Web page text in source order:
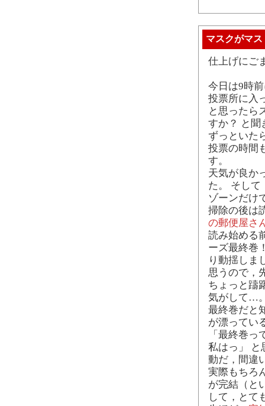
マスクがマス
仕上げにご
今日は9時
投票所に入
と思ったら
すか？ と聞
ずっといた
投票の時間
す。
天気が良か
た。 そして
ゾーンだけ
掃除の後は
の郵便屋さ
読み始める
ーズ最終巻
り動揺しま
思うので，
ちょっと躊
気がして…
最終巻だと
が漂ってい
「最終巻
私はっ」 と
動だ，間違
実際もちろ
が完結（と
して，とて